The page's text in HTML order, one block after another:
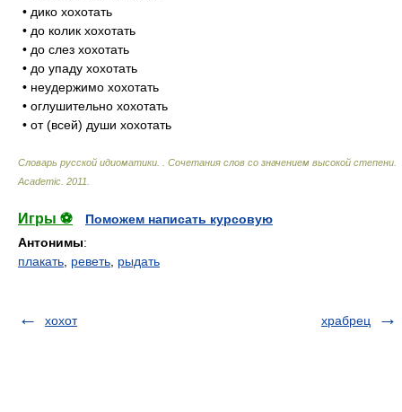
• дико хохотать
• до колик хохотать
• до слез хохотать
• до упаду хохотать
• неудержимо хохотать
• оглушительно хохотать
• от (всей) души хохотать
Словарь русской идиоматики. . Сочетания слов со значением высокой степени
Academic 2011
Игры ⚽
Поможем написать курсовую
Антонимы:
плакать реветь рыдать
хохот храбрец